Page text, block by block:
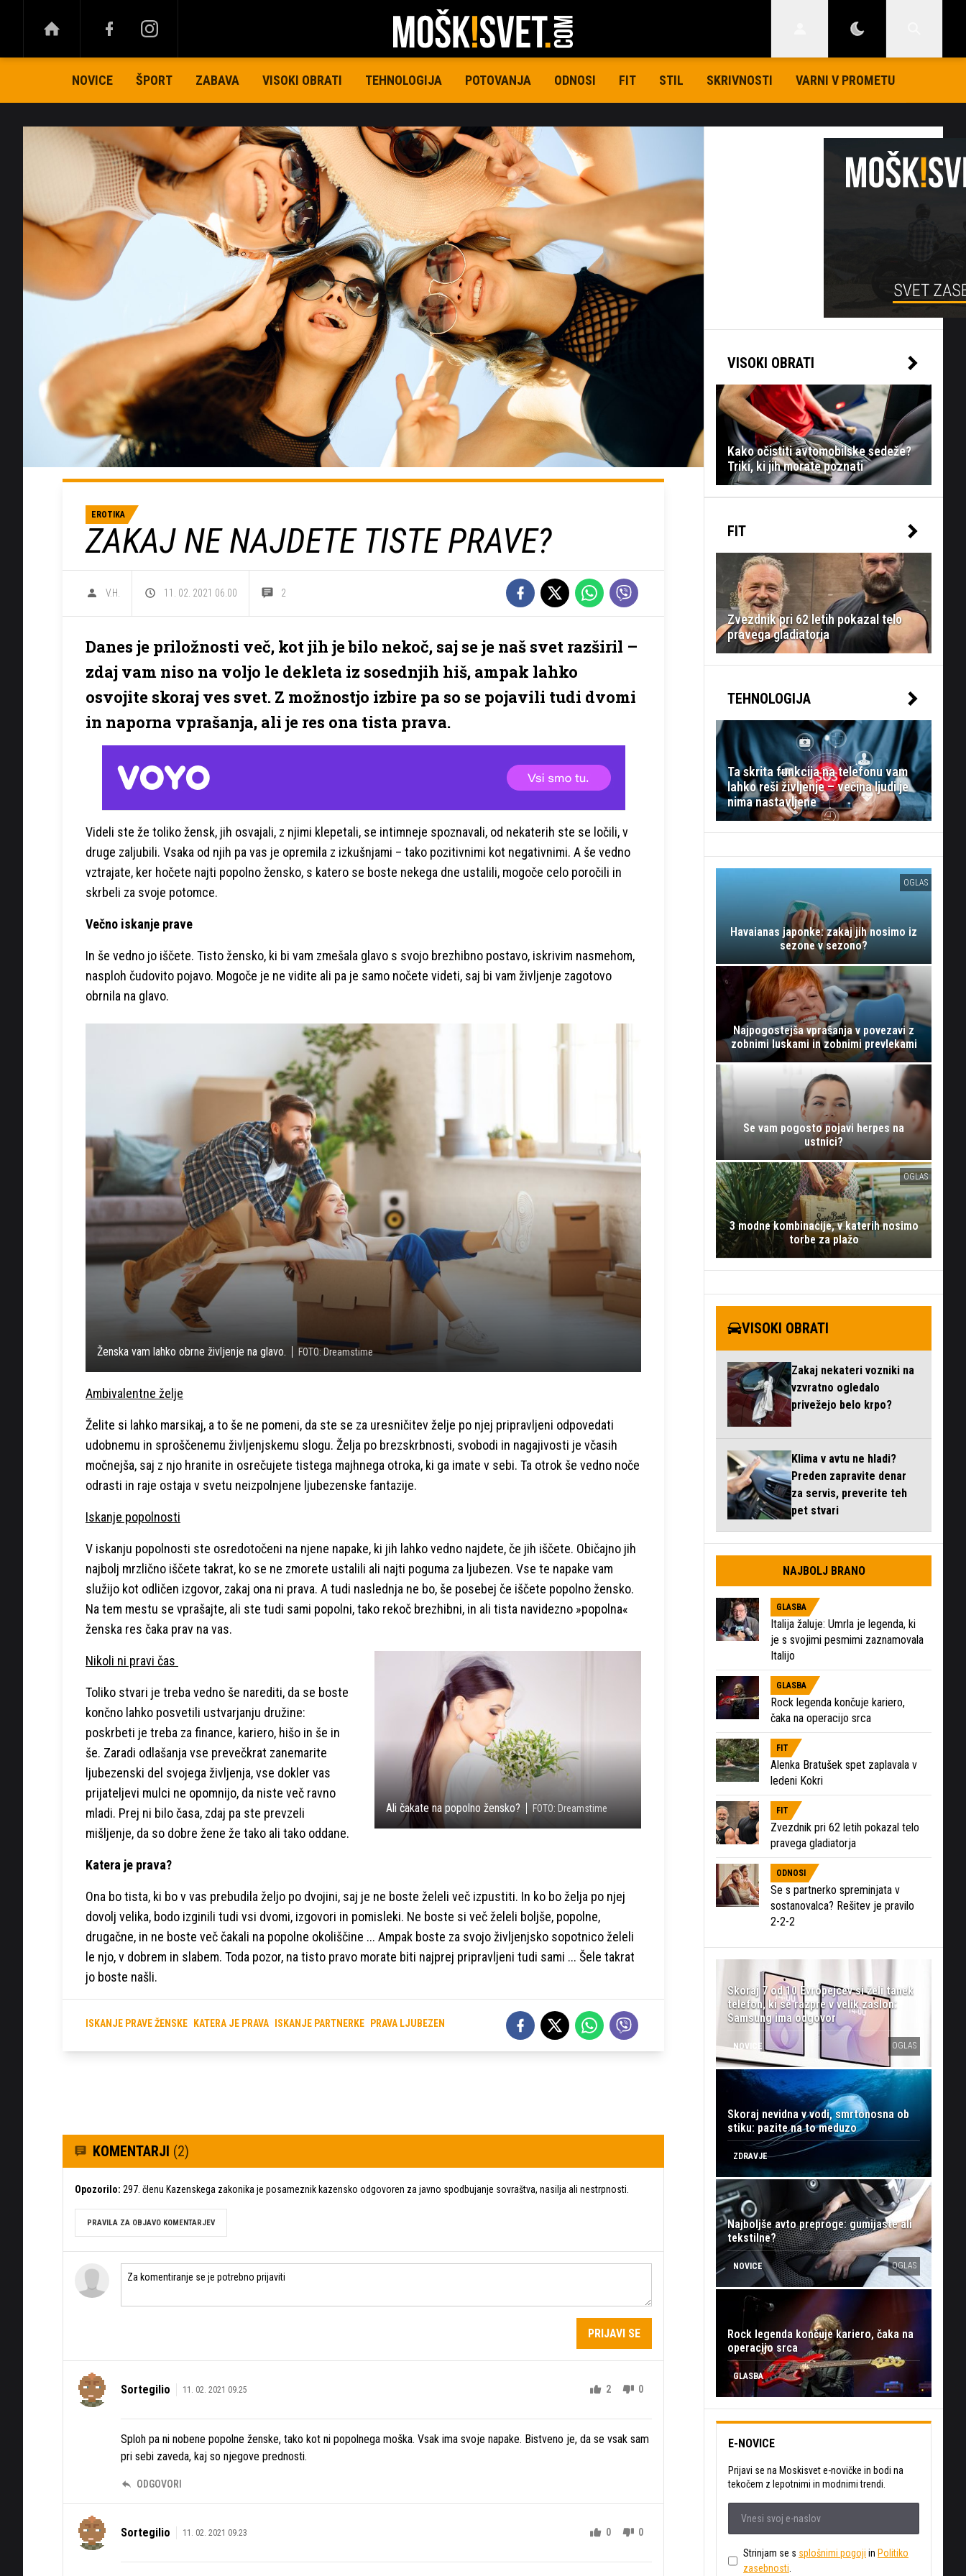
NOVICE ŠPORT ZABAVA VISOKI OBRATI TEHNOLOGIJA POTOVANJA ODNOSI FIT STIL SKRIVNOSTI VARNI V PROMETU
EROTIKA
ZAKAJ NE NAJDETE TISTE PRAVE?
V.H. 11. 02. 2021 06.00 2
Danes je priložnosti več, kot jih je bilo nekoč, saj se je naš svet razširil –
zdaj vam niso na voljo le dekleta iz sosednjih hiš, ampak lahko
osvojite skoraj ves svet. Z možnostjo izbire pa so se pojavili tudi dvomi
in naporna vprašanja, ali je res ona tista prava.
Videli ste že toliko žensk, jih osvajali, z njimi klepetali, se intimneje spoznavali, od nekaterih ste se ločili, v
druge zaljubili. Vsaka od njih pa vas je opremila z izkušnjami – tako pozitivnimi kot negativnimi. A še vedno
vztrajate, ker hočete najti popolno žensko, s katero se boste nekega dne ustalili, mogoče celo poročili in
skrbeli za svoje potomce.
Večno iskanje prave
In še vedno jo iščete. Tisto žensko, ki bi vam zmešala glavo s svojo brezhibno postavo, iskrivim nasmehom,
nasploh čudovito pojavo. Mogoče je ne vidite ali pa je samo nočete videti, saj bi vam življenje zagotovo
obrnila na glavo.
Ženska vam lahko obrne življenje na glavo. FOTO: Dreamstime
Ambivalentne želje
Želite si lahko marsikaj, a to še ne pomeni, da ste se za uresničitev želje po njej pripravljeni odpovedati
udobnemu in sproščenemu življenjskemu slogu. Želja po brezskrbnosti, svobodi in nagajivosti je včasih
močnejša, saj z njo hranite in osrečujete tistega majhnega otroka, ki ga imate v sebi. Ta otrok še vedno noče
odrasti in raje ostaja v svetu neizpolnjene ljubezenske fantazije.
Iskanje popolnosti
V iskanju popolnosti ste osredotočeni na njene napake, ki jih lahko vedno najdete, če jih iščete. Običajno jih
najbolj mrzlično iščete takrat, ko se ne zmorete ustalili ali najti poguma za ljubezen. Vse te napake vam
služijo kot odličen izgovor, zakaj ona ni prava. A tudi naslednja ne bo, še posebej če iščete popolno žensko.
Na tem mestu se vprašajte, ali ste tudi sami popolni, tako rekoč brezhibni, in ali tista navidezno »popolna«
ženska res čaka prav na vas.
Ali čakate na popolno žensko? FOTO: Dreamstime
Nikoli ni pravi čas
Toliko stvari je treba vedno še narediti, da se boste
končno lahko posvetili ustvarjanju družine:
poskrbeti je treba za finance, kariero, hišo in še in
še. Zaradi odlašanja vse prevečkrat zanemarite
ljubezenski del svojega življenja, vse dokler vas
prijateljevi mulci ne opomnijo, da niste več ravno
mladi. Prej ni bilo časa, zdaj pa ste prevzeli
mišljenje, da so dobre žene že tako ali tako oddane.
Katera je prava?
Ona bo tista, ki bo v vas prebudila željo po dvojini, saj je ne boste želeli več izpustiti. In ko bo želja po njej
dovolj velika, bodo izginili tudi vsi dvomi, izgovori in pomisleki. Ne boste si več želeli boljše, popolne,
drugačne, in ne boste več čakali na popolne okoliščine ... Ampak boste za svojo življenjsko sopotnico želeli
le njo, v dobrem in slabem. Toda pozor, na tisto pravo morate biti najprej pripravljeni tudi sami ... Šele takrat
jo boste našli.
ISKANJE PRAVE ŽENSKE KATERA JE PRAVA ISKANJE PARTNERKE PRAVA LJUBEZEN
KOMENTARJI (2)
Opozorilo: 297. členu Kazenskega zakonika je posameznik kazensko odgovoren za javno spodbujanje sovraštva, nasilja ali nestrpnosti.
PRAVILA ZA OBJAVO KOMENTARJEV
PRIJAVI SE
Sortegilio 11. 02. 2021 09.25 2 0
Sploh pa ni nobene popolne ženske, tako kot ni popolnega moška. Vsak ima svoje napake. Bistveno je, da se vsak sam
pri sebi zaveda, kaj so njegove prednosti.
ODGOVORI
Sortegilio 11. 02. 2021 09.23 0 0
VISOKI OBRATI
Kako očistiti avtomobilske sedeže?
Triki, ki jih morate poznati
FIT
Zvezdnik pri 62 letih pokazal telo
pravega gladiatorja
TEHNOLOGIJA
Ta skrita funkcija na telefonu vam
lahko reši življenje – večina ljudi je
nima nastavljene
OGLAS
Havaianas japonke: zakaj jih nosimo iz
sezone v sezono?
Najpogostejša vprašanja v povezavi z
zobnimi luskami in zobnimi prevlekami
Se vam pogosto pojavi herpes na
ustnici?
OGLAS
3 modne kombinacije, v katerih nosimo
torbe za plažo
VISOKI OBRATI
Zakaj nekateri vozniki na
vzvratno ogledalo
privežejo belo krpo?
Klima v avtu ne hladi?
Preden zapravite denar
za servis, preverite teh
pet stvari
NAJBOLJ BRANO
GLASBA
Italija žaluje: Umrla je legenda, ki
je s svojimi pesmimi zaznamovala
Italijo
GLASBA
Rock legenda končuje kariero,
čaka na operacijo srca
FIT
Alenka Bratušek spet zaplavala v
ledeni Kokri
FIT
Zvezdnik pri 62 letih pokazal telo
pravega gladiatorja
ODNOSI
Se s partnerko spreminjata v
sostanovalca? Rešitev je pravilo
2-2-2
Skoraj 7 od 10 Evropejcev si želi tanek
telefon, ki se razpre v velik zaslon:
Samsung ima odgovor
NOVICE OGLAS
Skoraj nevidna v vodi, smrtonosna ob
stiku: pazite na to meduzo
ZDRAVJE
Najboljše avto preproge: gumijaste ali
tekstilne?
NOVICE OGLAS
Rock legenda končuje kariero, čaka na
operacijo srca
GLASBA
E-NOVICE
Prijavi se na Moskisvet e-novičke in bodi na
tekočem z lepotnimi in modnimi trendi.
Strinjam se s splošnimi pogoji in Politiko
zasebnosti